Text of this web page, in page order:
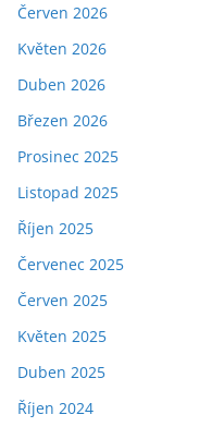
Červen 2026
Květen 2026
Duben 2026
Březen 2026
Prosinec 2025
Listopad 2025
Říjen 2025
Červenec 2025
Červen 2025
Květen 2025
Duben 2025
Říjen 2024